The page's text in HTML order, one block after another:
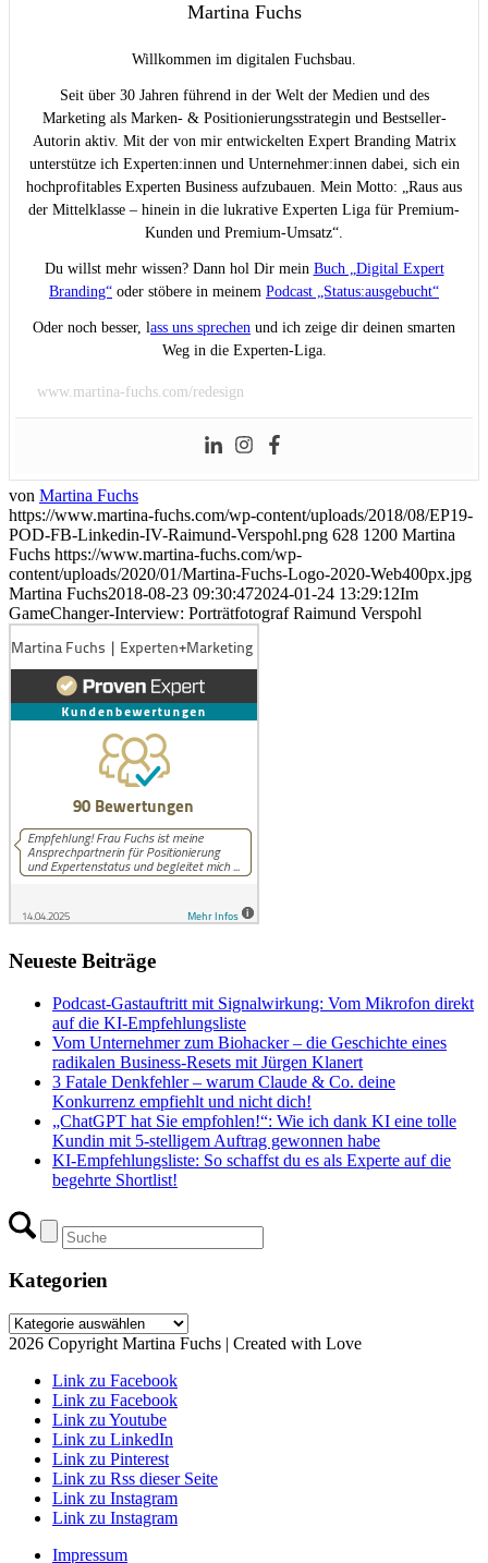
Martina Fuchs
Willkommen im digitalen Fuchsbau.
Seit über 30 Jahren führend in der Welt der Medien und des
Marketing als Marken- & Positionierungsstrategin und Bestseller-
Autorin aktiv. Mit der von mir entwickelten Expert Branding Matrix
unterstütze ich Experten:innen und Unternehmer:innen dabei, sich ein
hochprofitables Experten Business aufzubauen. Mein Motto: „Raus aus
der Mittelklasse – hinein in die lukrative Experten Liga für Premium-
Kunden und Premium-Umsatz“.
Du willst mehr wissen? Dann hol Dir mein Buch „Digital Expert
Branding“ oder stöbere in meinem Podcast „Status:ausgebucht“
Oder noch besser, lass uns sprechen und ich zeige dir deinen smarten
Weg in die Experten-Liga.
www.martina-fuchs.com/redesign
von Martina Fuchs
https://www.martina-fuchs.com/wp-content/uploads/2018/08/EP19-
POD-FB-Linkedin-IV-Raimund-Verspohl.png 628 1200 Martina
Fuchs https://www.martina-fuchs.com/wp-
content/uploads/2020/01/Martina-Fuchs-Logo-2020-Web400px.jpg
Martina Fuchs2018-08-23 09:30:472024-01-24 13:29:12Im
GameChanger-Interview: Porträtfotograf Raimund Verspohl
Neueste Beiträge
Podcast-Gastauftritt mit Signalwirkung: Vom Mikrofon direkt
auf die KI-Empfehlungsliste
Vom Unternehmer zum Biohacker – die Geschichte eines
radikalen Business-Resets mit Jürgen Klanert
3 Fatale Denkfehler – warum Claude & Co. deine
Konkurrenz empfiehlt und nicht dich!
„ChatGPT hat Sie empfohlen!“: Wie ich dank KI eine tolle
Kundin mit 5-stelligem Auftrag gewonnen habe
KI-Empfehlungsliste: So schaffst du es als Experte auf die
begehrte Shortlist!
Kategorien
Kategorien
2026 Copyright Martina Fuchs | Created with Love
Link zu Facebook
Link zu Facebook
Link zu Youtube
Link zu LinkedIn
Link zu Pinterest
Link zu Rss dieser Seite
Link zu Instagram
Link zu Instagram
Impressum